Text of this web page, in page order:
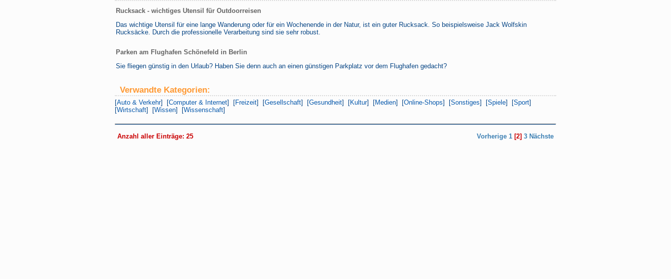
Rucksack - wichtiges Utensil für Outdoorreisen
Das wichtige Utensil für eine lange Wanderung oder für ein Wochenende in der Natur, ist ein guter Rucksack. So beispielsweise Jack Wolfskin
Rucksäcke. Durch die professionelle Verarbeitung sind sie sehr robust.
Parken am Flughafen Schönefeld in Berlin
Sie fliegen günstig in den Urlaub? Haben Sie denn auch an einen günstigen Parkplatz vor dem Flughafen gedacht?
Verwandte Kategorien:
[Auto & Verkehr] [Computer & Internet] [Freizeit] [Gesellschaft] [Gesundheit] [Kultur] [Medien] [Online-Shops] [Sonstiges] [Spiele] [Sport]
[Wirtschaft] [Wissen] [Wissenschaft]
Vorherige 1 [2] 3 Nächste
Anzahl aller Einträge: 25